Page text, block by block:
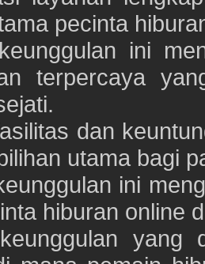
pecinta
ini
terpercaya
dan
utama bagi
ini
hiburan online
yang